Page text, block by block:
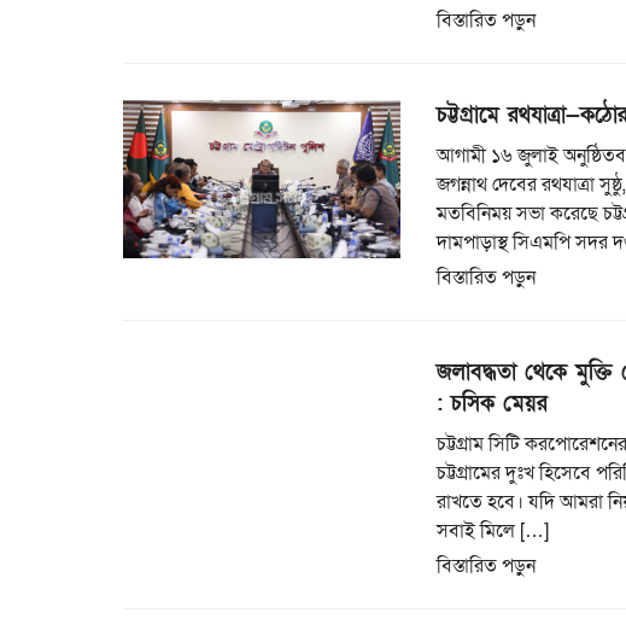
বিস্তারিত পড়ুন
চট্টগ্রামে
আগামী ১৬ জুলাই
জগন্নাথ দেবের রথযাত্রা
মতবিনিময় সভা করেছে
দামপাড়াস্থ সিএমপি সদর
বিস্তারিত পড়ুন
জলাবদ্ধতা থেকে
: চসিক মেয়র
চট্টগ্রাম সিটি
চট্টগ্রামের দুঃখ হিসেবে
রাখতে হবে। যদি আমরা
সবাই মিলে […]
বিস্তারিত পড়ুন